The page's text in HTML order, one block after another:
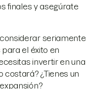
finales y asegúrate
seriamente
el éxito en
invertir en una
costará? ¿Tienes un